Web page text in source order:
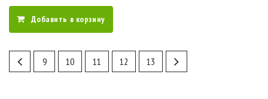
Добавить в корзину
9 10 11 12 13